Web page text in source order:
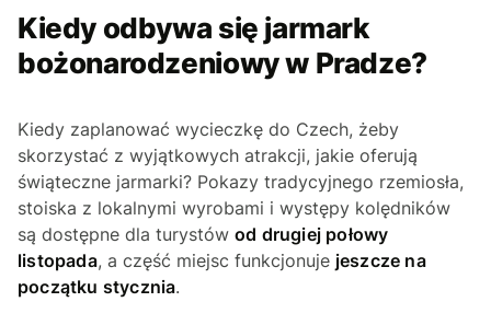
Kiedy odbywa się jarmark
bożonarodzeniowy w Pradze?
Kiedy zaplanować wycieczkę do Czech, żeby
skorzystać z wyjątkowych atrakcji, jakie oferują
świąteczne jarmarki? Pokazy tradycyjnego rzemiosła,
stoiska z lokalnymi wyrobami i występy kolędników
są dostępne dla turystów od drugiej połowy
listopada, a część miejsc funkcjonuje jeszcze na
początku stycznia.